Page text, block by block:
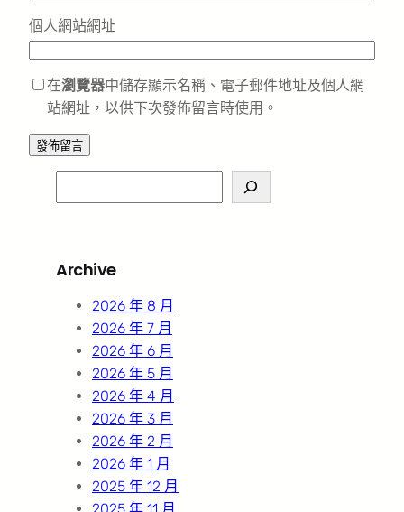
個人網站網址
在瀏覽器中儲存顯示名稱、電子郵件地址及個人網
站網址，以供下次發佈留言時使用。
e
c
Archive
2026 年 8 月
2026 年 7 月
2026 年 6 月
2026 年 5 月
2026 年 4 月
2026 年 3 月
2026 年 2 月
2026 年 1 月
2025 年 12 月